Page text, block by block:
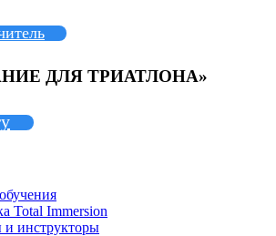
ДЛЯ ТРИАТЛОНА»
Total Immersion
и инструкторы